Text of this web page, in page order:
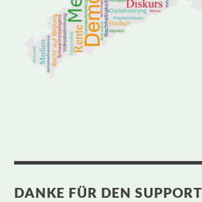
DANKE FÜR DEN SUPPORT